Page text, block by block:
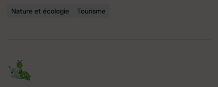
Nature et écologie Tourisme